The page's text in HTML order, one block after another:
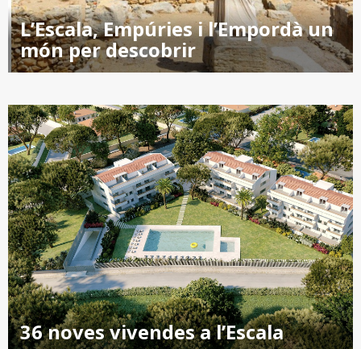
L’Escala, Empúries i l’Empordà un
món per descobrir
36 noves vivendes a l’Escala